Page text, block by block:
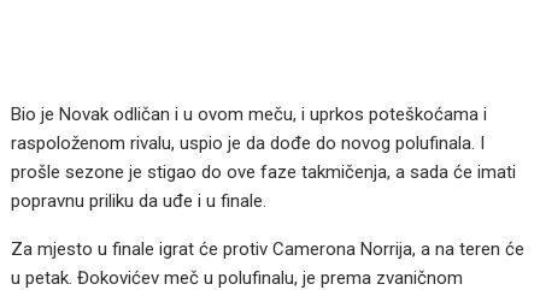
Bio je Novak odličan i u ovom meču, i uprkos poteškoćama i
raspoloženom rivalu, uspio je da dođe do novog polufinala. I
prošle sezone je stigao do ove faze takmičenja, a sada će imati
popravnu priliku da uđe i u finale.
Za mjesto u finale igrat će protiv Camerona Norrija, a na teren će
u petak. Đokovićev meč u polufinalu, je prema zvaničnom